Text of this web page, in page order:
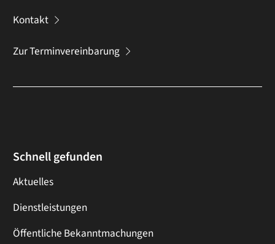
Kontakt
Zur Terminvereinbarung
Schnell gefunden
Aktuelles
Dienstleistungen
Öffentliche Bekanntmachungen